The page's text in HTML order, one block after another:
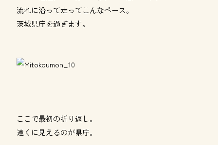
流れに沿って走ってこんなペース。
茨城県庁を過ぎます。
ここで最初の折り返し。
遠くに見えるのが県庁。